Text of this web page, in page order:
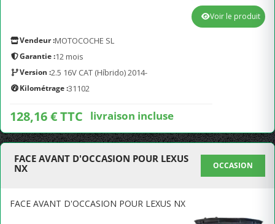
Vendeur :MOTOCOCHE SL
Garantie :12 mois
Version :2.5 16V CAT (Híbrido) 2014-
Kilométrage :31102
128,16 € TTC livraison incluse
Voir le produit
FACE AVANT D'OCCASION POUR LEXUS
NX
OCCASION
FACE AVANT D'OCCASION POUR LEXUS NX